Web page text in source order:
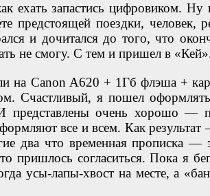
ехать запастись цифровиком. Ну
предстоящей поездки, человек,
и дочитался до того, что
не смогу. С тем и пришел в
на Canon A620 + 1Гб флэша +
Счастливый, я пошел
представлены очень хорошо —
все и всем. Как
два что временная прописка
пришлось согласиться. Пока я
усы-лапы-хвост на месте, а